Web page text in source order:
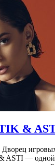
&
Дворец
ASTI —